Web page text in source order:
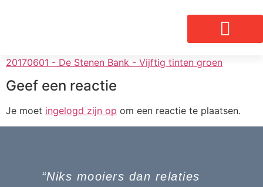
20170601 - De Stenen Bank - Vijftig tinten groen
Geef een reactie
Je moet ingelogd zijn op om een reactie te plaatsen.
“Niks mooiers dan relaties